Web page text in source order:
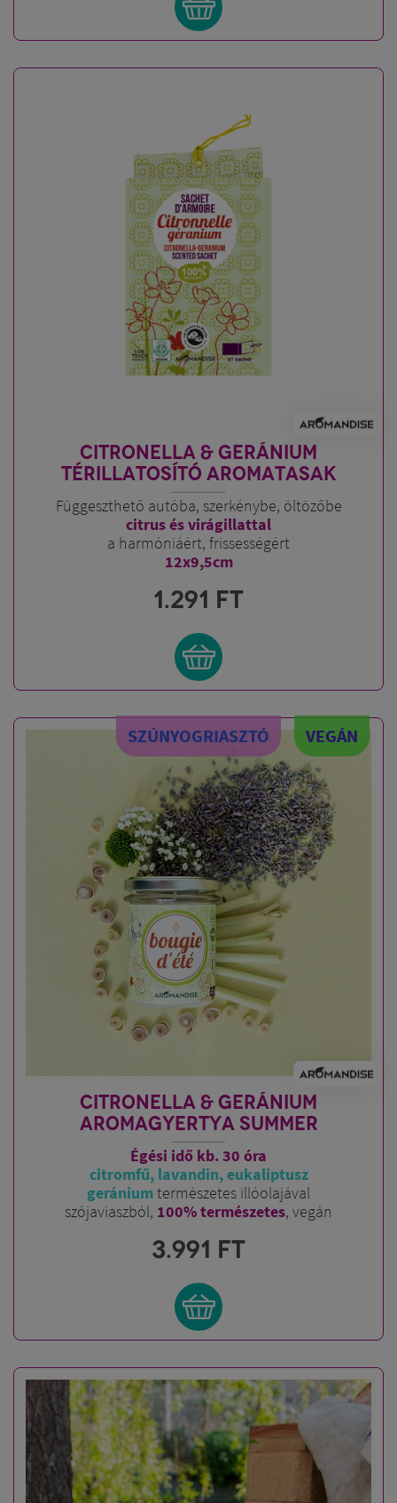
CITRONELLA & GERÁNIUM
TÉRILLATOSÍTÓ AROMATASAK
Függeszthető autóba, szerkénybe, öltözőbe
citrus és virágillattal
a harmóniáért, frissességért
12x9,5cm
1.291 FT
SZÚNYOGRIASZTÓ VEGÁN
CITRONELLA & GERÁNIUM
AROMAGYERTYA SUMMER
Égési idő kb. 30 óra
citromfű, lavandin, eukaliptusz
gerániumtermészetes illóolajával
szójaviaszból, 100% természetes, vegán
3.991 FT